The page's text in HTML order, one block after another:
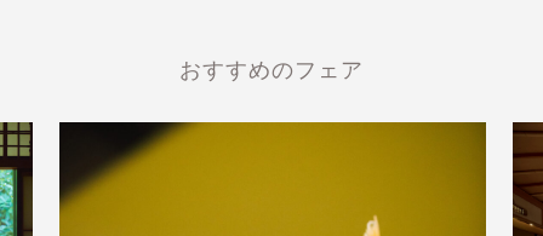
おすすめのフェア